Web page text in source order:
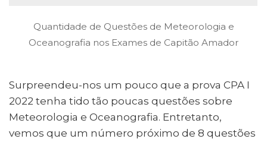
Quantidade de Questões de Meteorologia e
Oceanografia nos Exames de Capitão Amador
Surpreendeu-nos um pouco que a prova CPA I
2022 tenha tido tão poucas questões sobre
Meteorologia e Oceanografia. Entretanto,
vemos que um número próximo de 8 questões